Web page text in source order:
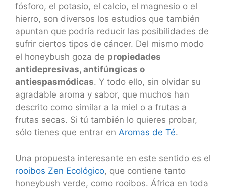
fósforo, el potasio, el calcio, el magnesio o el
hierro, son diversos los estudios que también
apuntan que podría reducir las posibilidades de
sufrir ciertos tipos de cáncer. Del mismo modo
el honeybush goza de propiedades
antidepresivas, antifúngicas o
antiespasmódicas. Y todo ello, sin olvidar su
agradable aroma y sabor, que muchos han
descrito como similar a la miel o a frutas a
frutas secas. Si tú también lo quieres probar,
sólo tienes que entrar en Aromas de Té.
Una propuesta interesante en este sentido es el
rooibos Zen Ecológico, que contiene tanto
honeybush verde, como rooibos. África en toda